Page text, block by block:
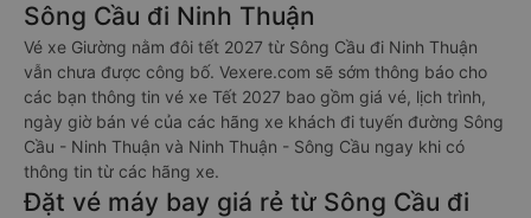
Sông Cầu đi Ninh Thuận
Vé xe Giường nằm đôi tết 2027 từ Sông Cầu đi Ninh Thuận
vẫn chưa được công bố. Vexere.com sẽ sớm thông báo cho
các bạn thông tin vé xe Tết 2027 bao gồm giá vé, lịch trình,
ngày giờ bán vé của các hãng xe khách đi tuyến đường Sông
Cầu - Ninh Thuận và Ninh Thuận - Sông Cầu ngay khi có
thông tin từ các hãng xe.
Đặt vé máy bay giá rẻ từ Sông Cầu đi